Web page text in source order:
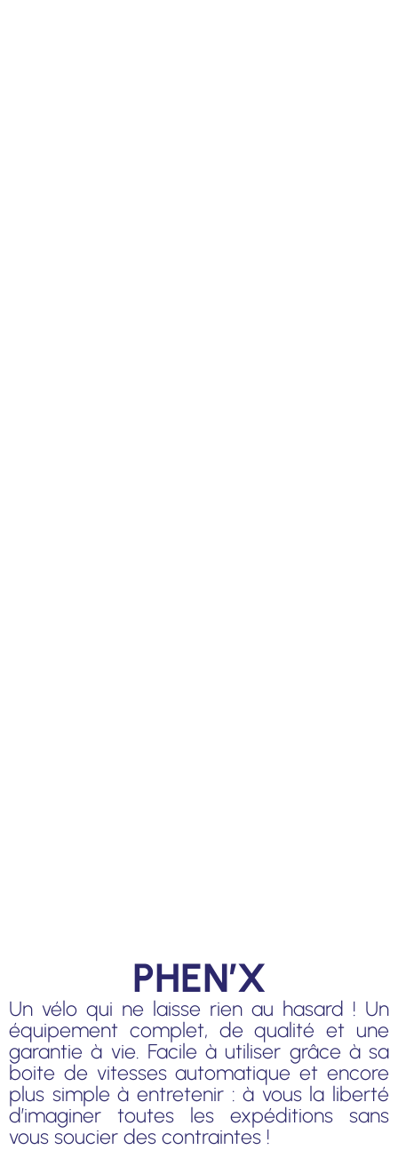
PHEN’X
Un vélo qui ne laisse rien au hasard ! Un
équipement complet, de qualité et une
garantie à vie. Facile à utiliser grâce à sa
boite de vitesses automatique et encore
plus simple à entretenir : à vous la liberté
d’imaginer toutes les expéditions sans
vous soucier des contraintes !